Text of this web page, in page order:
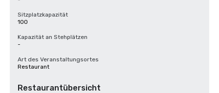
Sitzplatzkapazität
100
Kapazität an Stehplätzen
-
Art des Veranstaltungsortes
Restaurant
Restaurantübersicht